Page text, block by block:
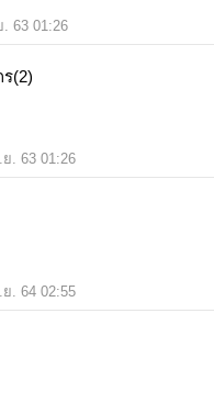
. 63 01:26
ร(2)
ย. 63 01:26
. 64 02:55